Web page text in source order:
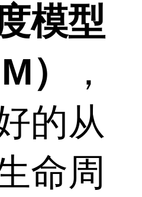
模型
）
，
的从
命周